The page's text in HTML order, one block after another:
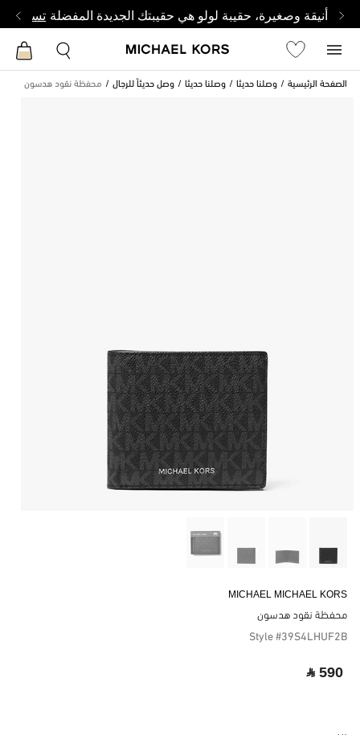
أنيقة وصغيرة، حقيبة لولو هي حقيبتك الجديدة المفضلة تسوق
الصفحة الرئيسية وصلنا حديثا وصلنا حديثا وصل حديثاً للرجال محفظة نقود هدسون
MICHAEL MICHAEL KORS
محفظة نقود هدسون
Style #39S4LHUF2B
‎ ⃁ 590 ‎